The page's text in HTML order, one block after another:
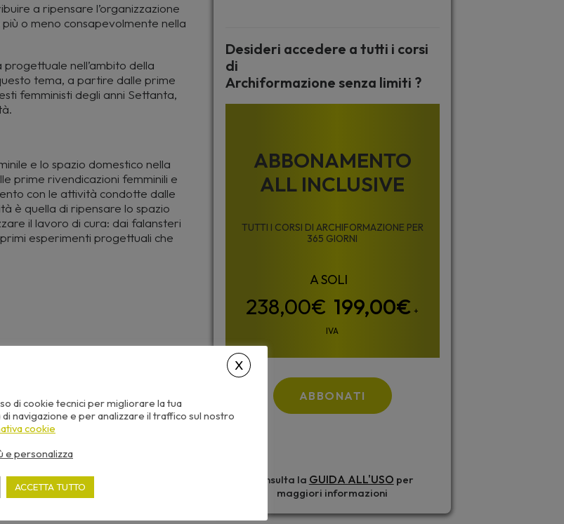
a ripensare l’organizzazione
o meno consapevolmente nella
nell’ambito della
tema, a partire dalle prime
femministi degli anni Settanta,
e lo spazio domestico nella
prime rivendicazioni femminili e
con le attività condotte dalle
è quella di ripensare lo spazio
il lavoro di cura: dai falansteri
esperimenti progettuali che
Desideri accedere a tutti i corsi
di
Archiformazione senza limiti ?
ABBONAMENTO
ALL INCLUSIVE
TUTTI I CORSI DI ARCHIFORMAZIONE PER
365 GIORNI
199,00€ +
IVA
ABBONATI
Consulta la GUIDA ALL'USO per
maggiori informazioni
di cookie tecnici per migliorare la tua
navigazione e per analizzare il traffico sul nostro
cookie
e personalizza
ACCETTA TUTTO